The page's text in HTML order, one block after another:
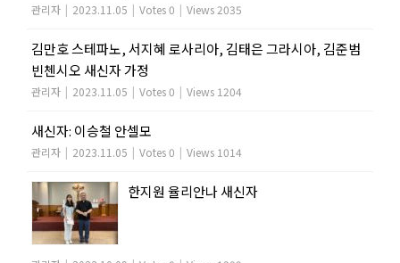
관리자 | 2023.11.05 | Votes 0 | Views 2035
김만호 스테파노, 서지혜 로사리아, 김태은 그라시아, 김준범
빈첸시오 새신자 가정
관리자 | 2023.11.05 | Votes 0 | Views 1204
새신자: 이승철 안셀모
관리자 | 2023.11.05 | Votes 0 | Views 1014
한지원 율리안나 새신자